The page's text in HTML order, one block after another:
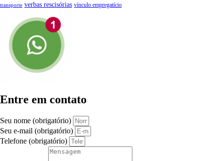
transporte verbas rescisórias vínculo empregatício
Entre em contato
Seu nome (obrigatório)
Seu e-mail (obrigatório)
Telefone (obrigatório)